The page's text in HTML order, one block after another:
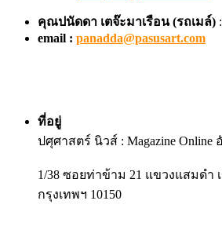
คุณปนัดดา เตจ๊ะมาเรือน (รถเมล์) :
email : panadda@pasusart.com
ที่อยู่
ปศุศาสตร์ นิวส์ : Magazine
1/38 ซอยท่าข้าม 21 แขวงแสมดำ
กรุงเทพฯ 10150